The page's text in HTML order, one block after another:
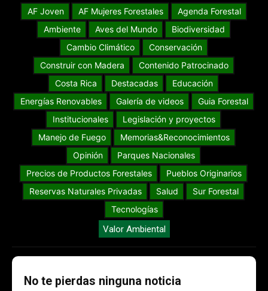
AF Joven AF Mujeres Forestales
Agenda Forestal
Ambiente
Aves del Mundo
Biodiversidad
Cambio Climático
Conservación
Construir con Madera
Contenido Patrocinado
Costa Rica
Destacadas
Educación
Energías Renovables
Galería de videos
Guia Forestal
Institucionales
Legislación y proyectos
Manejo de Fuego
Memorias&Reconocimientos
Opinión
Parques Nacionales
Precios de Productos Forestales
Pueblos Originarios
Reservas Naturales Privadas
Salud
Sur Forestal
Tecnologías
Valor Ambiental
No te pierdas ninguna noticia